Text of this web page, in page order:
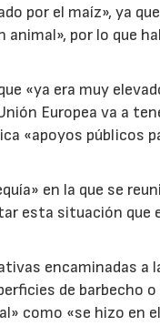
por el maíz», ya
por lo que
«ya era muy
Europea va a
«apoyos públicos
en la que se
esta situación que
encaminadas a
de barbecho
como «se hizo en